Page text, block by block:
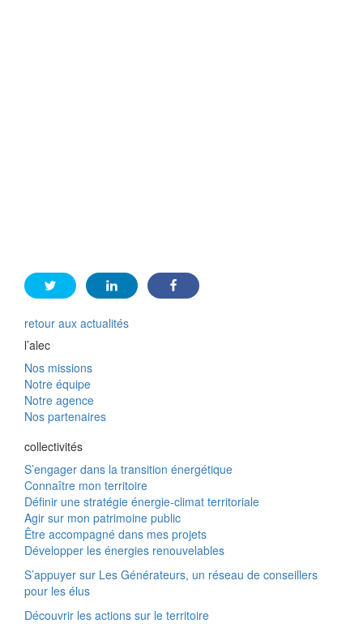
retour aux actualités
l’alec
Nos missions
Notre équipe
Notre agence
Nos partenaires
collectivités
S’engager dans la transition énergétique
Connaître mon territoire
Définir une stratégie énergie-climat territoriale
Agir sur mon patrimoine public
Être accompagné dans mes projets
Développer les énergies renouvelables
S’appuyer sur Les Générateurs, un réseau de conseillers
pour les élus
Découvrir les actions sur le territoire